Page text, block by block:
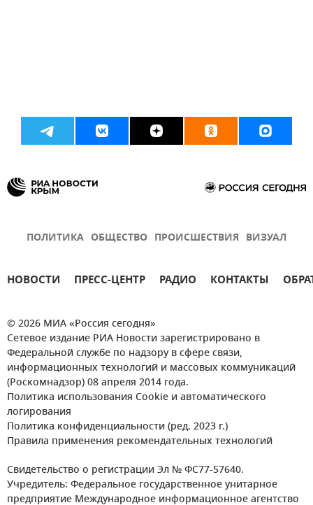
ПОЛИТИКА ОБЩЕСТВО ПРОИСШЕСТВИЯ ВИЗУАЛ
НОВОСТИ ПРЕСС-ЦЕНТР РАДИО КОНТАКТЫ
© 2026 МИА «Россия сегодня»
Сетевое издание РИА Новости зарегистрировано в
Федеральной службе по надзору в сфере связи,
информационных технологий и массовых коммуникаций
(Роскомнадзор) 08 апреля 2014 года.
Политика использования Cookie и автоматического
логирования
Политика конфиденциальности (ред. 2023 г.)
Правила применения рекомендательных технологий
Свидетельство о регистрации Эл № ФС77-57640.
Учредитель: Федеральное государственное унитарное
предприятие Международное информационное агентство